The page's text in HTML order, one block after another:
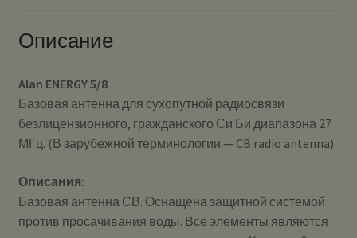
Описание
Alan ENERGY 5/8
Базовая антенна для сухопутной радиосвязи
безлицензионного, гражданского Си Би диапазона 27
МГц. (В зарубежной терминологии — CB radio antenna)
Описания:
Базовая антенна СВ. Оснащена защитной системой
против просачивания воды. Все элементы являются